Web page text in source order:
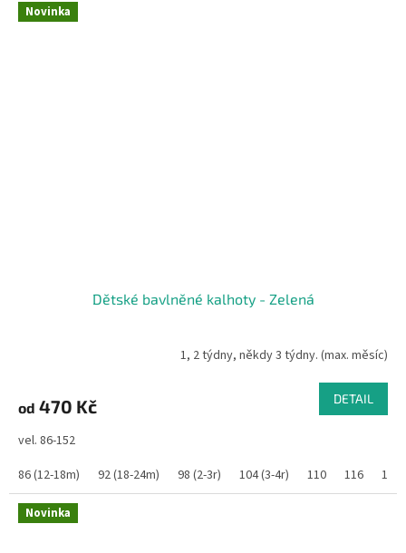
Novinka
Dětské bavlněné kalhoty - Zelená
1, 2 týdny, někdy 3 týdny. (max. měsíc)
od 470 Kč DETAIL
vel. 86-152
86 (12-18m)
92 (18-24m) 98 (2-3r) 104 (3-4r) 110 116 122
Novinka